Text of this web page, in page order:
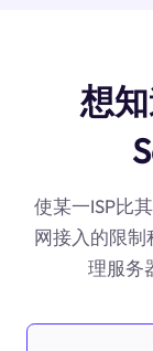
想
使某一ISP比
网接入的限制
理服务